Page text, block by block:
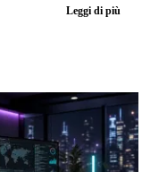
e GitHub limita i
Leggi di più